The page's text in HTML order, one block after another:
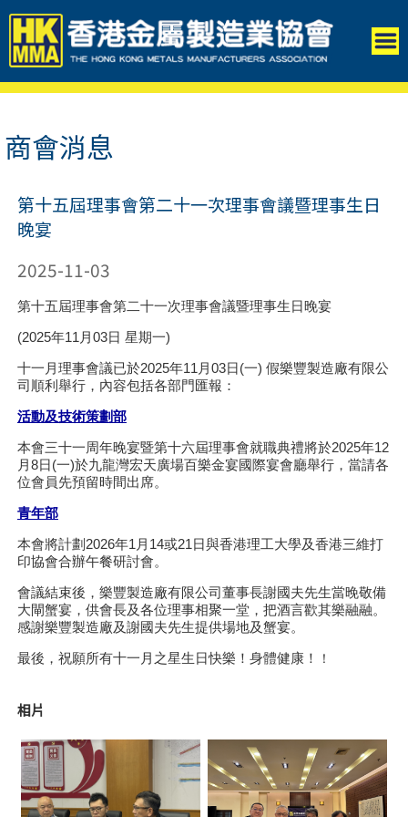
商會消息
第十五屆理事會第二十一次理事會議暨理事生日
晚宴
2025-11-03
第十五屆理事會第二十一次理事會議暨理事生日晚宴
(2025年11月03日 星期一)
十一月理事會議已於2025年11月03日(一) 假樂豐製造廠有限公
司順利舉行，內容包括各部門匯報：
活動及技術策劃部
本會三十一周年晚宴暨第十六屆理事會就職典禮將於2025年12
月8日(一)於九龍灣宏天廣場百樂金宴國際宴會廳舉行，當請各
位會員先預留時間出席。
青年部
本會將計劃2026年1月14或21日與香港理工大學及香港三維打
印協會合辦午餐研討會。
會議結束後，樂豐製造廠有限公司董事長謝國夫先生當晚敬備
大閘蟹宴，供會長及各位理事相聚一堂，把酒言歡其樂融融。
感謝樂豐製造廠及謝國夫先生提供場地及蟹宴。
最後，祝願所有十一月之星生日快樂！身體健康！
！
相片